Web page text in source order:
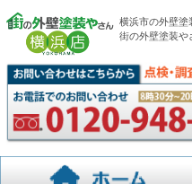
横浜市の外壁塗
街の外壁塗装や